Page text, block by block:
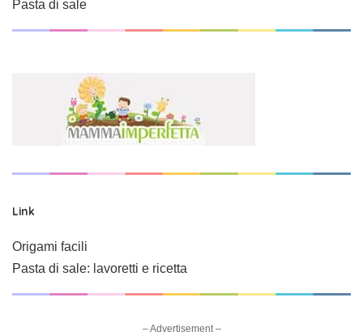
Pasta di sale
Link
Origami facili
Pasta di sale: lavoretti e ricetta
– Advertisement –